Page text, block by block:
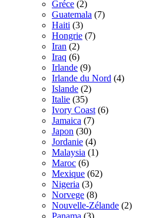
Gréce (2)
Guatemala (7)
Haiti (3)
Hongrie (7)
Iran (2)
Iraq (6)
Irlande (9)
Irlande du Nord (4)
Islande (2)
Italie (35)
Ivory Coast (6)
Jamaica (7)
Japon (30)
Jordanie (4)
Malaysia (1)
Maroc (6)
Mexique (62)
Nigeria (3)
Norvege (8)
Nouvelle-Zélande (2)
Panama (3)